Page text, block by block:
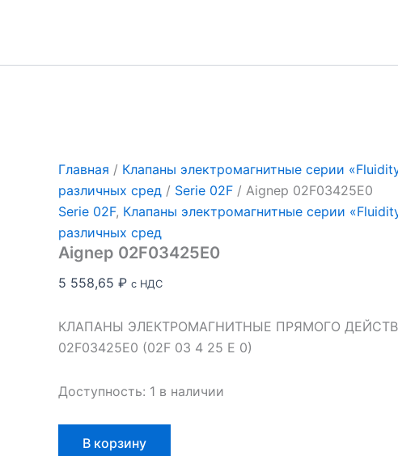
Главная / Клапаны электромагнитные серии
различных сред / Serie 02F / Aignep 02F03425E0
Serie 02F, Клапаны электромагнитные серии
различных сред
Aignep 02F03425E0
5 558,65 ₽ с НДС
КЛАПАНЫ ЭЛЕКТРОМАГНИТНЫЕ ПРЯМОГО
02F03425E0 (02F 03 4 25 E 0)
Доступность: 1 в наличии
товараВ корзину